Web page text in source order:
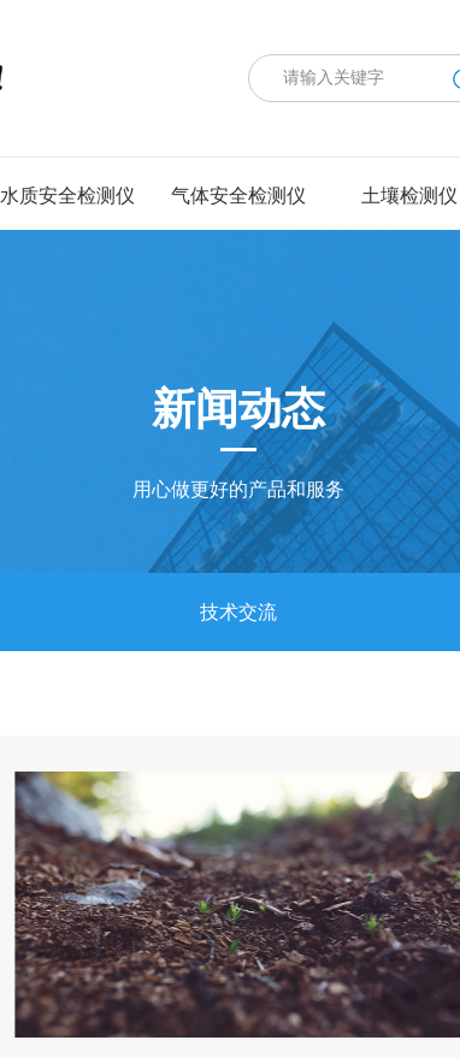
水质安全检测仪 气体安全检测仪 土壤检测仪
新闻动态
用心做更好的产品和服务
技术交流